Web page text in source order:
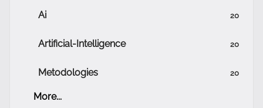
Ai 20
Artificial-Intelligence 20
Metodologies 20
More...